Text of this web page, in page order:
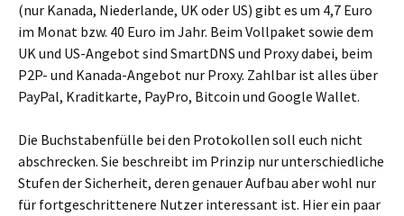
(nur Kanada, Niederlande, UK oder US) gibt es um 4,7 Euro
im Monat bzw. 40 Euro im Jahr. Beim Vollpaket sowie dem
UK und US-Angebot sind SmartDNS und Proxy dabei, beim
P2P- und Kanada-Angebot nur Proxy. Zahlbar ist alles über
PayPal, Kraditkarte, PayPro, Bitcoin und Google Wallet.
Die Buchstabenfülle bei den Protokollen soll euch nicht
abschrecken. Sie beschreibt im Prinzip nur unterschiedliche
Stufen der Sicherheit, deren genauer Aufbau aber wohl nur
für fortgeschrittenere Nutzer interessant ist. Hier ein paar